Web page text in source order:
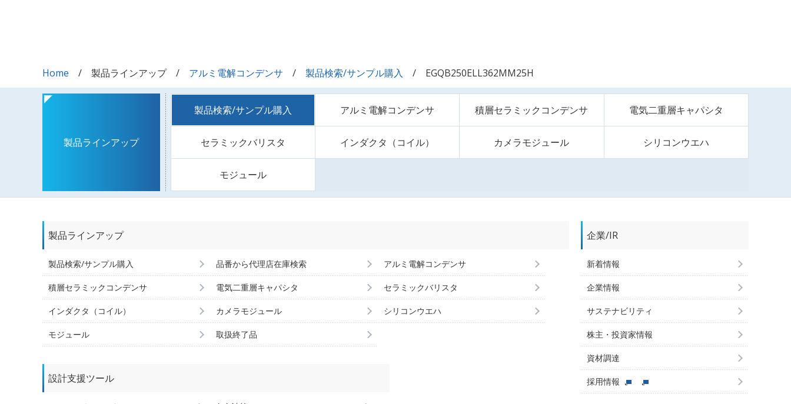
Home 製品ラインアップ アルミ電解コンデンサ 製品検索/サンプル購入 EGQB250ELL362MM25H
製品ラインアップ
製品検索/サンプル購入 アルミ電解コンデンサ 積層セラミックコンデンサ 電気二重層キャパシタ
セラミックバリスタ インダクタ（コイル） カメラモジュール シリコンウエハ
モジュール
製品ラインアップ
製品検索/サンプル購入 品番から代理店在庫検索 アルミ電解コンデンサ
積層セラミックコンデンサ 電気二重層キャパシタ セラミックバリスタ
インダクタ（コイル） カメラモジュール シリコンウエハ
モジュール 取扱終了品
設計支援ツール
企業/IR
新着情報
企業情報
サステナビリティ
株主・投資家情報
資材調達
採用情報